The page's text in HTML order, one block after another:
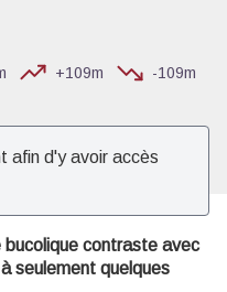
+109m
-109m
afin d'y avoir accès
contraste avec
seulement quelques